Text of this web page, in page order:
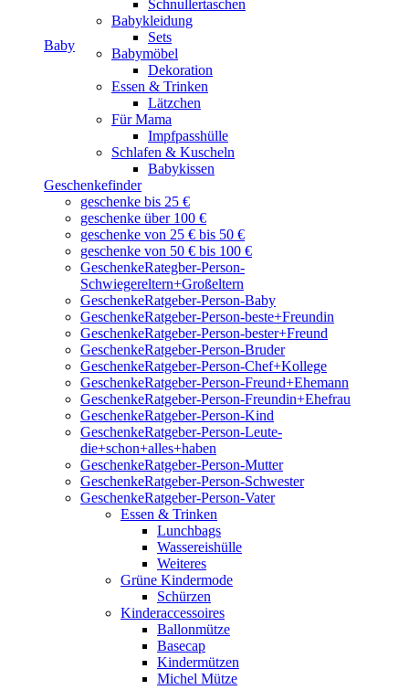
Baby
Schnullertaschen
Babykleidung
Sets
Babymöbel
Dekoration
Essen & Trinken
Lätzchen
Für Mama
Impfpasshülle
Schlafen & Kuscheln
Babykissen
Geschenkefinder
geschenke bis 25 €
geschenke über 100 €
geschenke von 25 € bis 50 €
geschenke von 50 € bis 100 €
GeschenkeRategber-Person-
Schwiegereltern+Großeltern
GeschenkeRatgeber-Person-Baby
GeschenkeRatgeber-Person-beste+Freundin
GeschenkeRatgeber-Person-bester+Freund
GeschenkeRatgeber-Person-Bruder
GeschenkeRatgeber-Person-Chef+Kollege
GeschenkeRatgeber-Person-Freund+Ehemann
GeschenkeRatgeber-Person-Freundin+Ehefrau
GeschenkeRatgeber-Person-Kind
GeschenkeRatgeber-Person-Leute-
die+schon+alles+haben
GeschenkeRatgeber-Person-Mutter
GeschenkeRatgeber-Person-Schwester
GeschenkeRatgeber-Person-Vater
Essen & Trinken
Lunchbags
Wassereishülle
Weiteres
Grüne Kindermode
Schürzen
Kinderaccessoires
Ballonmütze
Basecap
Kindermützen
Michel Mütze